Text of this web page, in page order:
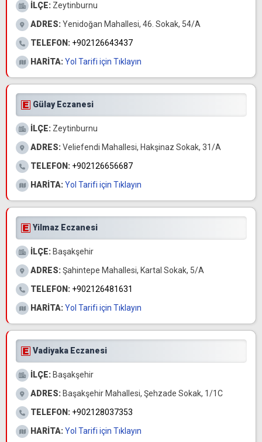
İLÇE: Zeytinburnu
ADRES:Yenidoğan Mahallesi, 46. Sokak, 54/A
TELEFON: +902126643437
HARİTA:Yol Tarifi için Tıklayın
Gülay Eczanesi
İLÇE: Zeytinburnu
ADRES:Veliefendi Mahallesi, Hakşinaz Sokak, 31/A
TELEFON: +902126656687
HARİTA:Yol Tarifi için Tıklayın
Yilmaz Eczanesi
İLÇE: Başakşehir
ADRES:Şahintepe Mahallesi, Kartal Sokak, 5/A
TELEFON: +902126481631
HARİTA:Yol Tarifi için Tıklayın
Vadiyaka Eczanesi
İLÇE: Başakşehir
ADRES: Başakşehir Mahallesi, Şehzade Sokak, 1/1C
TELEFON: +902128037353
HARİTA:Yol Tarifi için Tıklayın